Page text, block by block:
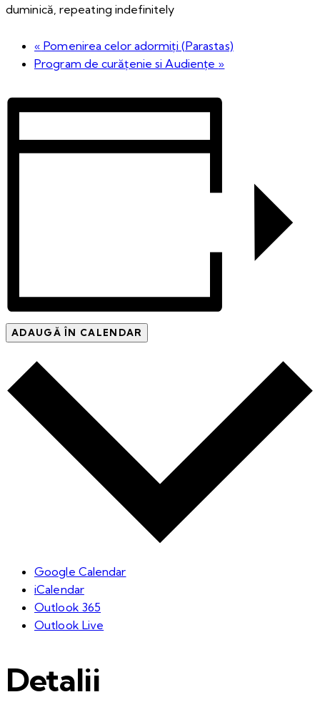
duminică, repeating indefinitely
« Pomenirea celor adormiți (Parastas)
Program de curățenie si Audiențe »
ADAUGĂ ÎN CALENDAR
Google Calendar
iCalendar
Outlook 365
Outlook Live
Detalii